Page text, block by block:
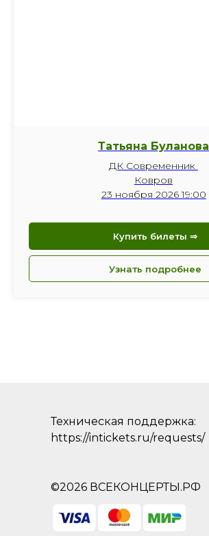
Татьяна Буланова
ДК Современник
Ковров
23 ноября 2026 19:00
Купить билеты ⇒
Узнать подробнее
Техническая поддержка:
https://intickets.ru/requests/
©2026 ВСЕКОНЦЕРТЫ.РФ